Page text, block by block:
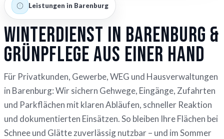
Leistungen in Barenburg
Winterdienst in Barenburg &
Grünpflege aus einer Hand
Für Privatkunden, Gewerbe, WEG und Hausverwaltungen
in Barenburg: Wir sichern Gehwege, Eingänge, Zufahrten
und Parkflächen mit klaren Abläufen, schneller Reaktion
und dokumentierten Einsätzen. So bleiben Ihre Flächen bei
Schnee und Glätte zuverlässig nutzbar – und im Sommer